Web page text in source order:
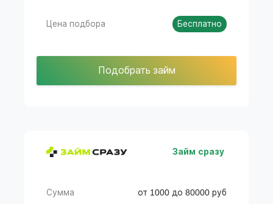
Цена подбора Бесплатно
Подобрать займ
Займ сразу
Сумма от 1000 до 80000 руб